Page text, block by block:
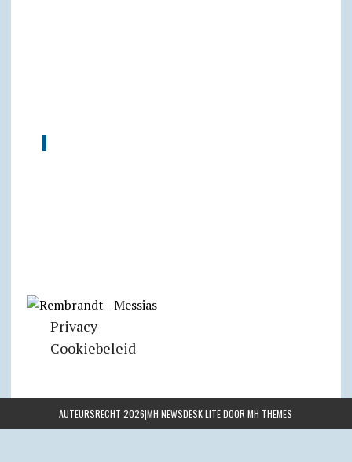
Privacy
Cookiebeleid
AUTEURSRECHT 2026|MH NEWSDESK LITE DOORMH THEMES